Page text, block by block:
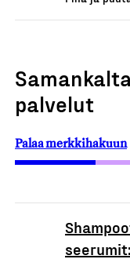
palvelut
Palaa merkkihakuun